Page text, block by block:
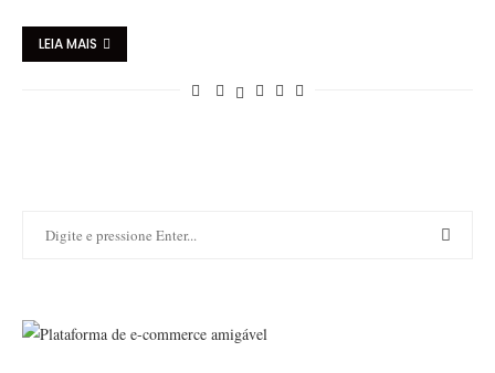
LEIA MAIS